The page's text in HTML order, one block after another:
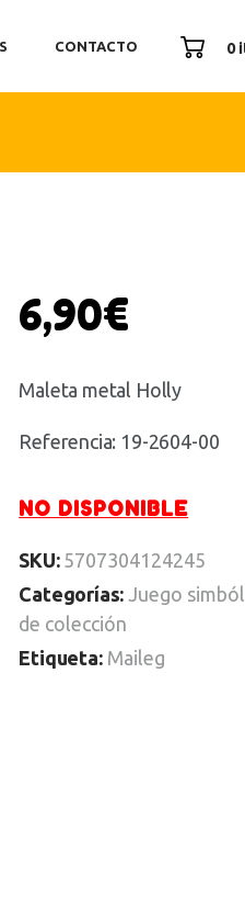
CONTACTO 0
6,90€
Maleta metal Holly
Referencia: 19-2604-00
NO DISPONIBLE
SKU: 5707304124245
Categorías:Juego
de colección
Etiqueta: Maileg